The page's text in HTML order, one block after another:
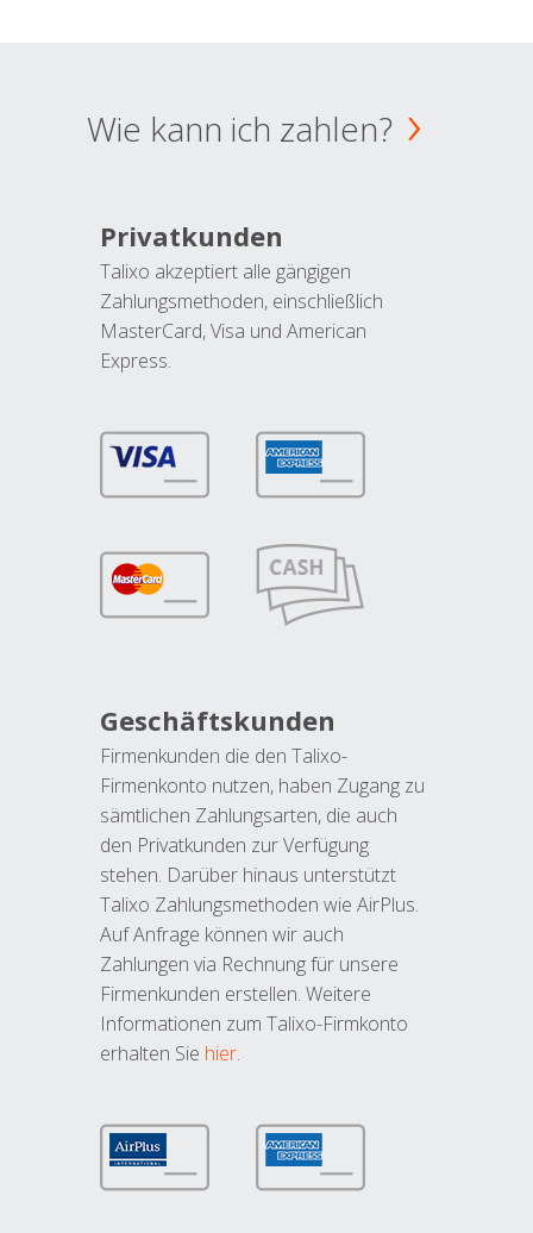
Wie kann ich zahlen?
Privatkunden
Talixo akzeptiert alle gängigen
Zahlungsmethoden, einschließlich
MasterCard, Visa und American
Express.
Geschäftskunden
Firmenkunden die den Talixo-
Firmenkonto nutzen, haben Zugang zu
sämtlichen Zahlungsarten, die auch
den Privatkunden zur Verfügung
stehen. Darüber hinaus unterstützt
Talixo Zahlungsmethoden wie AirPlus.
Auf Anfrage können wir auch
Zahlungen via Rechnung für unsere
Firmenkunden erstellen. Weitere
Informationen zum Talixo-Firmkonto
erhalten Sie hier.